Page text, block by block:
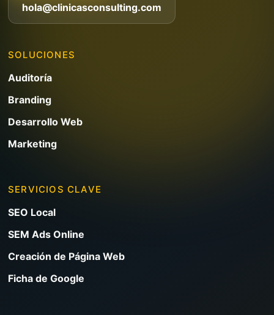
hola@clinicasconsulting.com
SOLUCIONES
Auditoría
Branding
Desarrollo Web
Marketing
SERVICIOS CLAVE
SEO Local
SEM Ads Online
Creación de Página Web
Ficha de Google